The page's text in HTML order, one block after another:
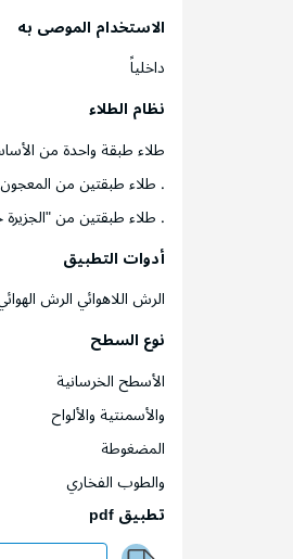
الاستخدام الموصى به
طلاء طبقة واحدة من
. طلاء طبقتين من المعجون
. طلاء طبقتين من "الجزيرة
أدوات التطبيق
نوع السطح
الأسطح الخرسانية
والأسمنتية والألواح
المضغوطة
والطوب الفخاري
تطبيق pdf